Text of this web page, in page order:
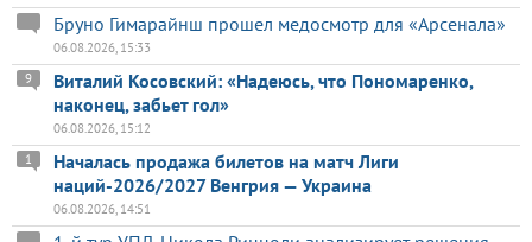
Бруно Гимарайнш прошел медосмотр для «Арсенала»
06.08.2026, 15:33
Виталий Косовский: «Надеюсь, что Пономаренко,
наконец, забьет гол»
9
06.08.2026, 15:12
Началась продажа билетов на матч Лиги
наций-2026/2027 Венгрия — Украина
1
06.08.2026, 14:51